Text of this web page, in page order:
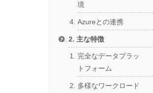
境
Azureとの連携
2. 主な特徴
完全なデータプラッ
トフォーム
多様なワークロード